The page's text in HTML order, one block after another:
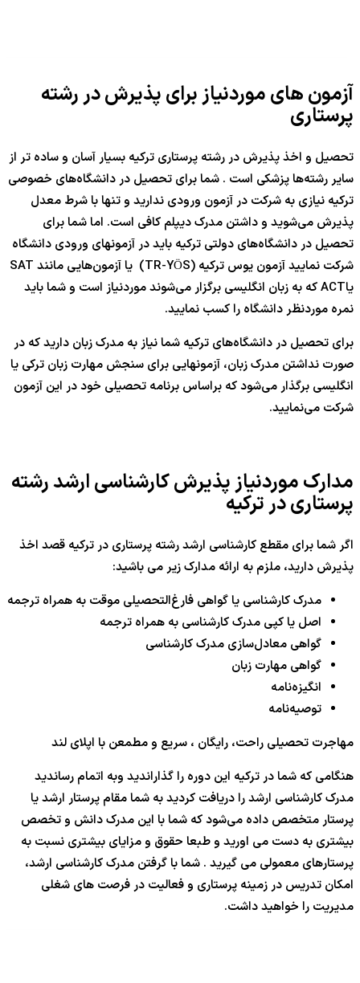
آزمون های موردنیاز برای پذیرش در رشته
پرستاری
تحصیل و اخذ پذیرش در رشته پرستاری ترکیه بسیار آسان و ساده تر از
سایر رشته‌ها پزشکی است . شما برای تحصیل در دانشگاه‌های خصوصی
ترکیه نیازی به شرکت در آزمون ورودی ندارید و تنها با شرط معدل
پذیرش می‌شوید و داشتن مدرک دیپلم کافی است. اما شما برای
تحصیل در دانشگاه‌های دولتی ترکیه باید در آزمونهای ورودی دانشگاه
شرکت نمایید آزمون یوس ترکیه (TR-YÖS) یا آزمون‌هایی مانند SAT
یاACT که به زبان انگلیسی برگزار می‌شوند موردنیاز است و شما باید
نمره موردنظر دانشگاه را کسب نمایید.
برای تحصیل در دانشگاه‌های ترکیه شما نیاز به مدرک زبان دارید که در
صورت نداشتن مدرک زبان، آزمونهایی برای سنجش مهارت زبان ترکی یا
انگلیسی برگذار می‌شود که براساس برنامه تحصیلی خود در این آزمون
شرکت می‌نمایید.
مدارک موردنیاز پذیرش کارشناسی ارشد رشته
پرستاری در ترکیه
اگر شما برای مقطع کارشناسی ارشد رشته پرستاری در ترکیه قصد اخذ
پذیرش دارید، ملزم به ارائه مدارک زیر می باشید:
مدرک کارشناسی یا گواهی فارغ‌التحصیلی موقت به همراه ترجمه
اصل یا کپی مدرک کارشناسی به همراه ترجمه
گواهی معادل‌سازی مدرک کارشناسی
گواهی مهارت زبان
انگیزه‌نامه
توصیه‌نامه
مهاجرت تحصیلی راحت، رایگان ، سریع و مطمعن با اپلای لند
هنگامی که شما در ترکیه این دوره را گذاراندید وبه اتمام رساندید
مدرک کارشناسی ارشد را دریافت کردید به شما مقام پرستار ارشد یا
پرستار متخصص داده می‌شود که شما با این مدرک دانش و تخصص
بیشتری به دست می اورید و طبعا حقوق و مزایای بیشتری نسبت به
پرستارهای معمولی می گیرید . شما با گرفتن مدرک کارشناسی ارشد،
امکان تدریس در زمینه پرستاری و فعالیت در فرصت های شغلی
مدیریت را خواهید داشت.